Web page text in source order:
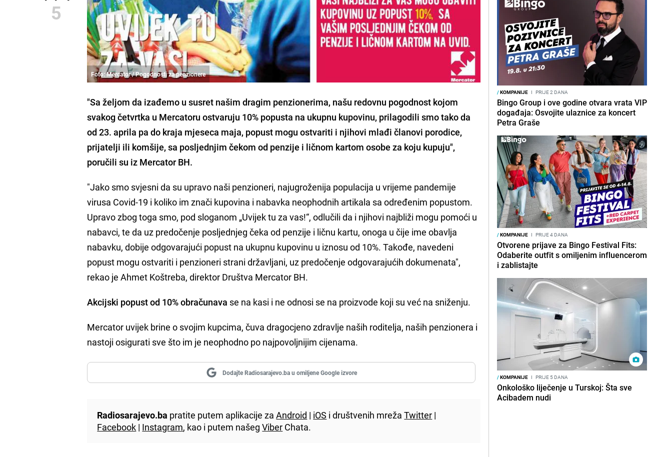
5
Foto: Mercator / Pogodnosti za penzionere
"Sa željom da izađemo u susret našim dragim penzionerima, našu redovnu pogodnost kojom
svakog četvrtka u Mercatoru ostvaruju 10% popusta na ukupnu kupovinu, prilagodili smo tako da
od 23. aprila pa do kraja mjeseca maja, popust mogu ostvariti i njihovi mlađi članovi porodice,
prijatelji ili komšije, sa posljednjim čekom od penzije i ličnom kartom osobe za koju kupuju",
poručili su iz Mercator BH.
"Jako smo svjesni da su upravo naši penzioneri, najugroženija populacija u vrijeme pandemije
virusa Covid-19 i koliko im znači kupovina i nabavka neophodnih artikala sa određenim popustom.
Upravo zbog toga smo, pod sloganom „Uvijek tu za vas!“, odlučili da i njihovi najbliži mogu pomoći u
nabavci, te da uz predočenje posljednjeg čeka od penzije i ličnu kartu, onoga u čije ime obavlja
nabavku, dobije odgovarajući popust na ukupnu kupovinu u iznosu od 10%. Takođe, navedeni
popust mogu ostvariti i penzioneri strani državljani, uz predočenje odgovarajućih dokumenata",
rekao je Ahmet Koštreba, direktor Društva Mercator BH.
Akcijski popust od 10% obračunava se na kasi i ne odnosi se na proizvode koji su već na sniženju.
Mercator uvijek brine o svojim kupcima, čuva dragocjeno zdravlje naših roditelja, naših penzionera i
nastoji osigurati sve što im je neophodno po najpovoljnijim cijenama.
Dodajte Radiosarajevo.ba u omiljene Google izvore
Radiosarajevo.ba pratite putem aplikacije zaAndroid | iOS i društvenih mrežaTwitter |
Facebook | Instagram, kao i putem našegViber Chata.
/KOMPANIJE I PRIJE 2 DANA
Bingo Group i ove godine otvara vrata VIP
događaja: Osvojite ulaznice za koncert
Petra Graše
/KOMPANIJE I PRIJE 4 DANA
Otvorene prijave za Bingo Festival Fits:
Odaberite outfit s omiljenim influencerom
i zablistajte
/KOMPANIJE I PRIJE 5 DANA
Onkološko liječenje u Turskoj: Šta sve
Acibadem nudi